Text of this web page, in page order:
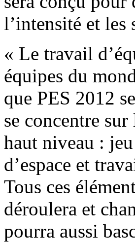
l’intensité et les
« Le travail
équipes du
que PES 2012
se concentre
haut niveau :
d’espace et
Tous ces
déroulera et
pourra aussi